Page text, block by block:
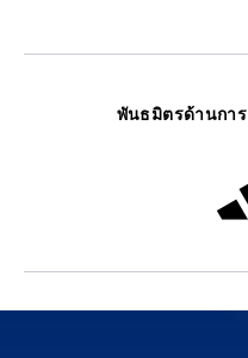
พันธมิตรด้านกา